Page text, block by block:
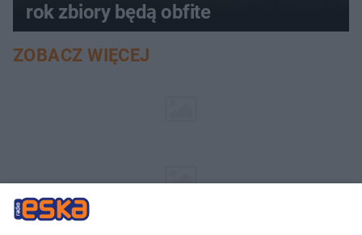
rok zbiory będą obfite
ZOBACZ WIĘCEJ